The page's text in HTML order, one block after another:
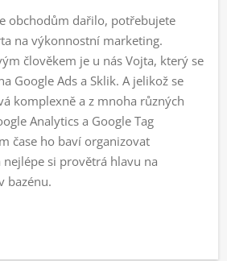
obchodům dařilo, potřebujete
na výkonnostní marketing.
člověkem je u nás Vojta, který se
Google Ads a Sklik. A jelikož se
komplexně a z mnoha různých
Analytics a Google Tag
čase ho baví organizovat
nejlépe si provětrá hlavu na
bazénu.